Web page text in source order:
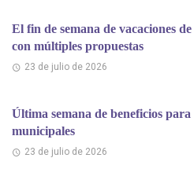
El fin de semana de vacaciones
con múltiples propuestas
23 de julio de 2026
Última semana de beneficios
municipales
23 de julio de 2026